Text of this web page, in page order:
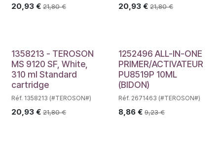
20,93 € 21,80€ 20,93€ 21,80€
1358213 - TEROSON
MS 9120 SF, White,
310 ml Standard
cartridge
Réf. 1358213 (#TEROSON#)
20,93 € 21,80€
1252496 ALL-IN-ONE
PRIMER/ACTIVATEUR
PU8519P 10ML
(BIDON)
Réf. 2671463 (#TEROSON#)
8,86€ 9,23€